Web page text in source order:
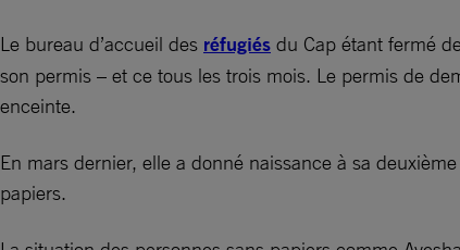
Le bureau d’accueil des réfugiés du Cap étant fermé
son permis – et ce tous les trois mois. Le permis de
enceinte.
En mars dernier, elle a donné naissance à sa
papiers.